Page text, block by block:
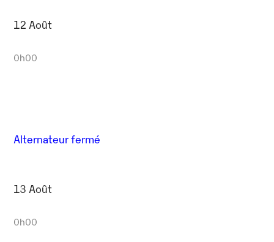
12 Août
0h00
Alternateur fermé
13 Août
0h00